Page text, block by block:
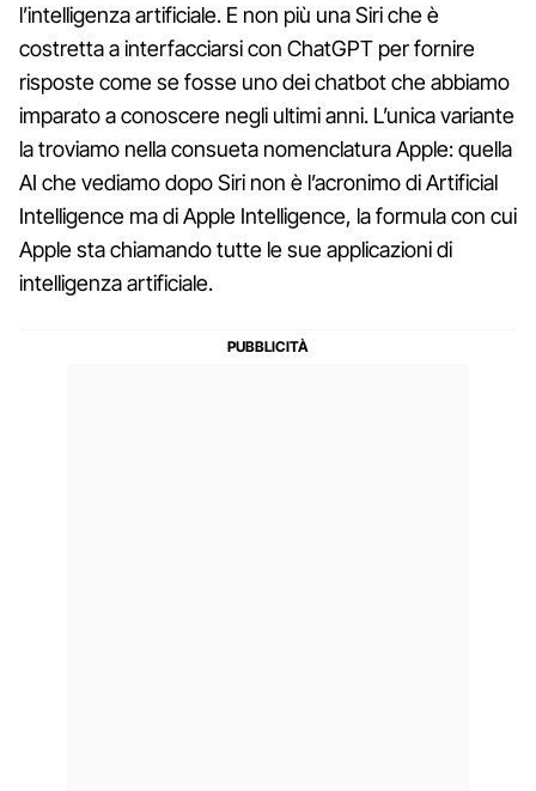
l’intelligenza artificiale. E non più una Siri che è
costretta a interfacciarsi con ChatGPT per fornire
risposte come se fosse uno dei chatbot che abbiamo
imparato a conoscere negli ultimi anni. L’unica variante
la troviamo nella consueta nomenclatura Apple: quella
AI che vediamo dopo Siri non è l’acronimo di Artificial
Intelligence ma di Apple Intelligence, la formula con cui
Apple sta chiamando tutte le sue applicazioni di
intelligenza artificiale.